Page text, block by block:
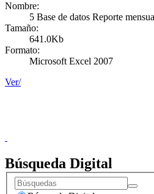
Nombre:
5 Base de datos Reporte
Tamaño:
641.0Kb
Formato:
Microsoft Excel 2007
Ver/
Búsqueda Digital